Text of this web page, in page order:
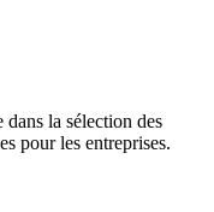
dans la sélection des
pour les entreprises.